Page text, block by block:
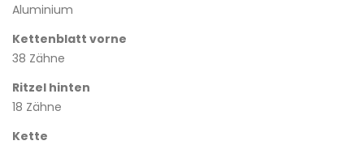
Aluminium
Kettenblatt vorne
38 Zähne
Ritzel hinten
18 Zähne
Kette